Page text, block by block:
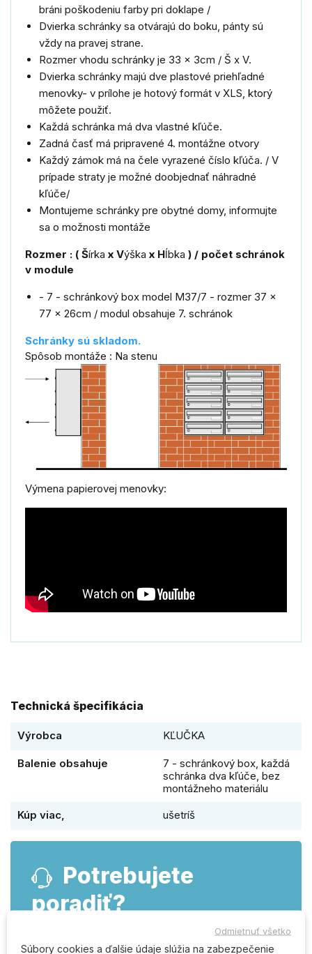
bráni poškodeniu farby pri doklape /
Dvierka schránky sa otvárajú do boku, pánty sú
vždy na pravej strane.
Rozmer vhodu schránky je 33 x 3cm / Š x V.
Dvierka schránky majú dve plastové priehľadné
menovky- v prílohe je hotový formát v XLS, ktorý
môžete použiť.
Každá schránka má dva vlastné kľúče.
Zadná časť má pripravené 4. montážne otvory
Každý zámok má na čele vyrazené číslo kľúča. / V
prípade straty je možné doobjednať náhradné
kľúče/
Montujeme schránky pre obytné domy, informujte
sa o možnosti montáže
Rozmer : ( Šírka x Výška x Hĺbka ) / počet schránok
v module
- 7 - schránkový box model M37/7 - rozmer 37 x
77 x 26cm / modul obsahuje 7. schránok
Schránky sú skladom.
Spôsob montáže : Na stenu
Výmena papierovej menovky:
Technická špecifikácia
Výrobca KĽUČKA
Balenie obsahuje
7 - schránkový box, každá
schránka dva kľúče, bez
montážneho materiálu
Kúp viac,
ušetríš
Potrebujete
poradiť?
Zavolajte alebo nám napíšte, radi
Odmietnuť všetko
Súbory cookies a ďalšie údaje slúžia na zabezpečenie